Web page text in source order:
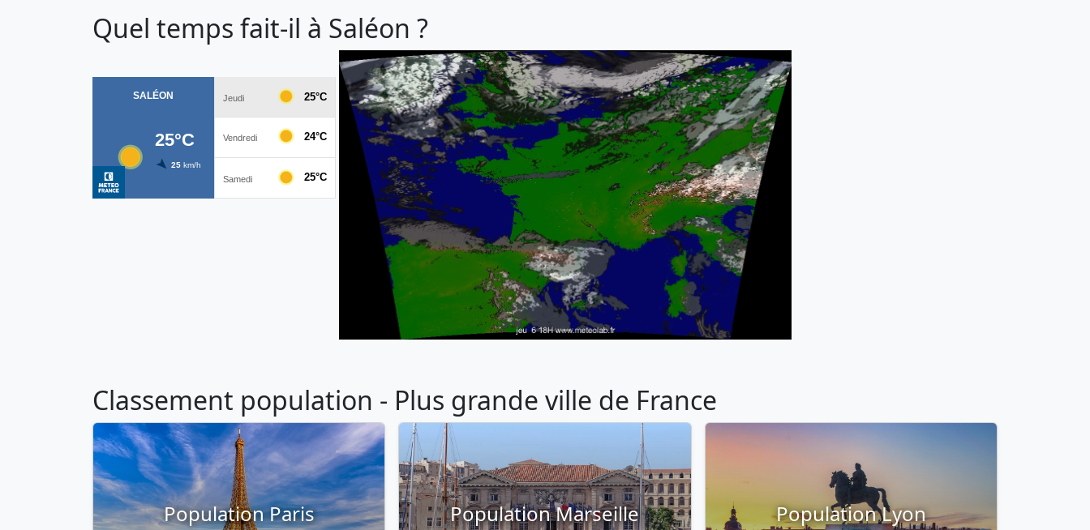
Quel temps fait-il à Saléon ?
Classement population - Plus grande ville de France
Population Paris Population Marseille Population Lyon